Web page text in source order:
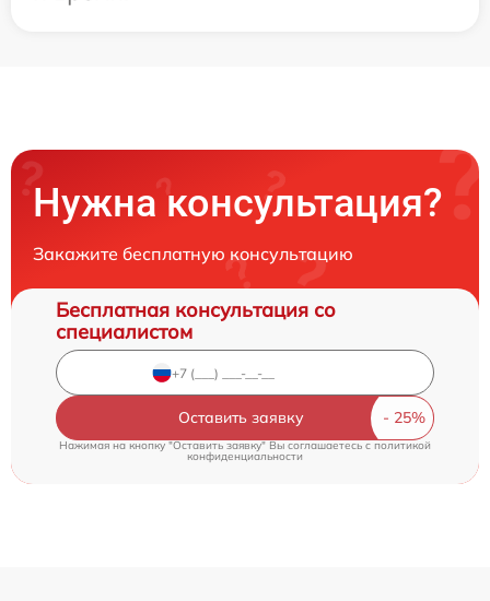
Нужна консультация?
Закажите бесплатную консультацию
Бесплатная консультация со
специалистом
Оставить заявку
Нажимая на кнопку "Оставить заявку" Вы соглашаетесь cполитикой
конфиденциальности